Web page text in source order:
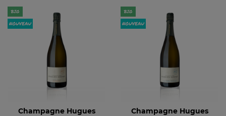
Champagne Hugues
Champagne Hugues